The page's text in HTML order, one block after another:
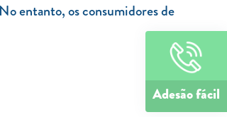
entanto, os consumidores de
Adesão fácil